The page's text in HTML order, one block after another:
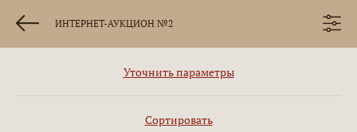
ИНТЕРНЕТ-АУКЦИОН №2
Уточнить параметры
Сортировать